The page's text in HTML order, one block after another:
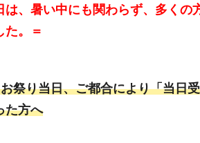
は、暑い中にも関わらず、多くの
た。＝
祭り当日、ご都合により「当日
た方へ